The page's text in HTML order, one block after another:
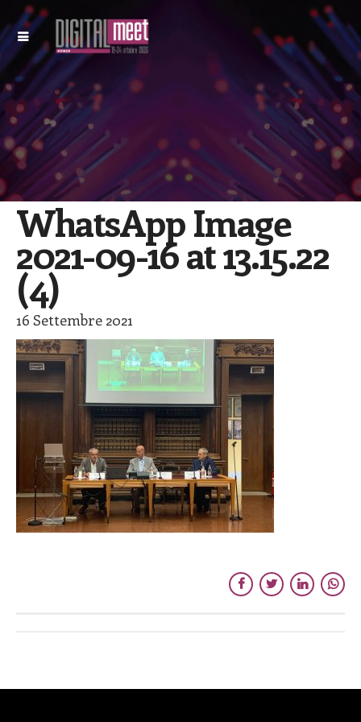
WhatsApp Image
2021-09-16 at 13.15.22
(4)
16 Settembre 2021